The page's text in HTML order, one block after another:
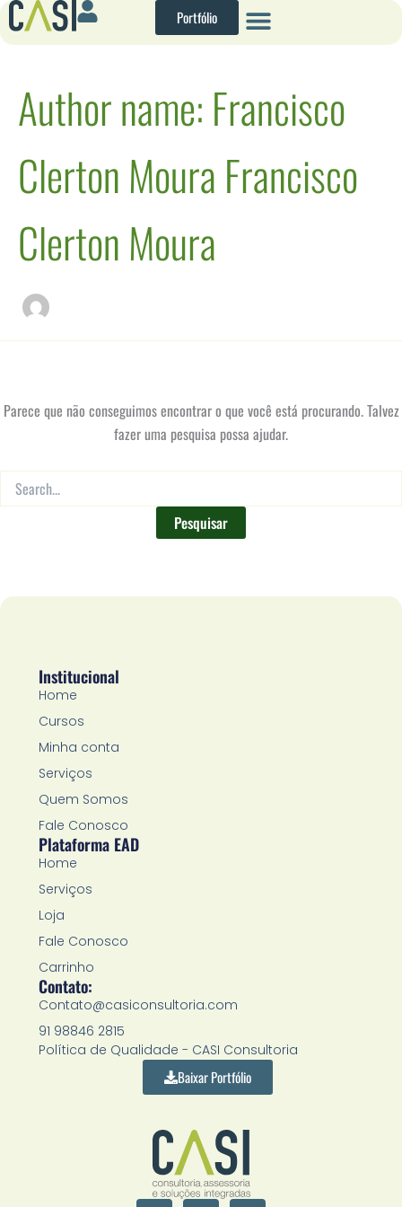
Ir
para
Portfólio
Author name: Francisco
Clerton Moura Francisco
Clerton Moura
Parece que não conseguimos encontrar o que você está procurando. Talvez
fazer uma pesquisa possa ajudar.
Pesquisar
por:
Institucional
Home
Cursos
Minha conta
Serviços
Quem Somos
Fale Conosco
Plataforma EAD
Home
Serviços
Loja
Fale Conosco
Carrinho
Contato:
Contato@casiconsultoria.com
91 98846 2815
Política de Qualidade - CASI Consultoria
Baixar Portfólio